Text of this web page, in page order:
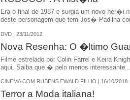
Era o final de 1987 e surgia um novo
deste personagem que tem Jos� Padilha
DVD | 23/11/2012
Nova Resenha: O �ltimo
Filme estrelado por Colin Farrel e Keira
aqui. Saiba que � pelo menos
CINEMA COM RUBENS EWALD FILHO | 16/10/2018
Terror a Moda italiana!